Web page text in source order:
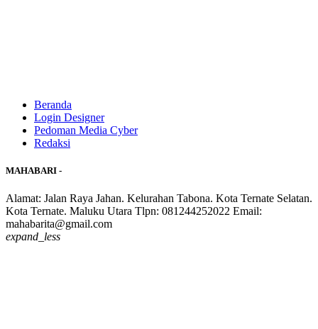
Beranda
Login Designer
Pedoman Media Cyber
Redaksi
MAHABARI -
Alamat: Jalan Raya Jahan. Kelurahan Tabona. Kota Ternate Selatan.
Kota Ternate. Maluku Utara Tlpn: 081244252022 Email:
mahabarita@gmail.com
expand_less